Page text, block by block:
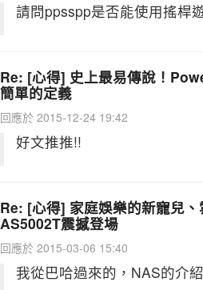
請問ppsspp是否能使用搖桿
Re: [心得] 史上最易傳說！
簡單的定義
回應於 2015-12-24 19:42
好文推推!!
Re: [心得] 家庭娛樂的新寵兒、
AS5002T震撼登場
回應於 2015-03-06 15:40
我從巴哈過來的，NAS的介